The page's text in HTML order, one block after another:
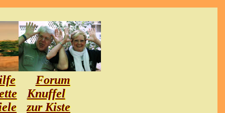
Forum
Knuffel
zur Kiste